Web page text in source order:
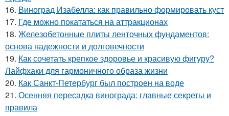
16. Виноград Изабелла: как правильно формировать куст
17. Где можно покататься на аттракционах
18. Железобетонные плиты ленточных фундаментов:
основа надежности и долговечности
19. Как сочетать крепкое здоровье и красивую фигуру?
Лайфхаки для гармоничного образа жизни
20. Как Санкт-Петербург был построен на воде
21. Осенняя пересадка винограда: главные секреты и
правила